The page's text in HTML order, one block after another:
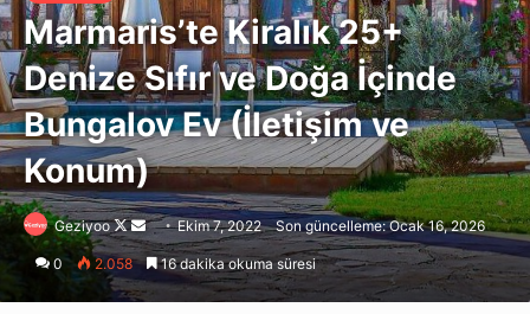
Marmaris’te Kiralık 25+
Denize Sıfır ve Doğa İçinde
Bungalov Ev (İletişim ve
Konum)
Geziyoo
Follow
on
X
Bir
e-
posta
Ekim 7, 2022 Son güncelleme: Ocak 16, 2026
0 2.058 16 dakika okuma süresi